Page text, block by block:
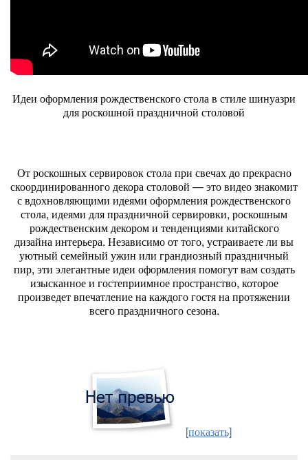
Идеи оформления рождественского стола в стиле шинуазри
для роскошной праздничной столовой
От роскошных сервировок стола при свечах до прекрасно
скоординированного декора столовой — это видео знакомит
с вдохновляющими идеями оформления рождественского
стола, идеями для праздничной сервировки, роскошным
рождественским декором и тенденциями китайского
дизайна интерьера. Независимо от того, устраиваете ли вы
уютный семейный ужин или грандиозный праздничный
пир, эти элегантные идеи оформления помогут вам создать
изысканное и гостеприимное пространство, которое
произведет впечатление на каждого гостя на протяжении
всего праздничного сезона.
[показать]